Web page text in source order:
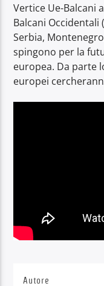
Radio Dolomiti
Vertice Ue-Balcani
Balcani Occidentali
Serbia,
spingono per la
europea. Da parte
europei
Autore